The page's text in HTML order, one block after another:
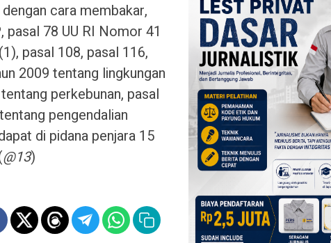
cara membakar,
pasal 78 UU RI Nomor 41
pasal 108, pasal 116,
2009 tentang lingkungan
perkebunan, pasal
pengendalian
di pidana penjara 15
@13)